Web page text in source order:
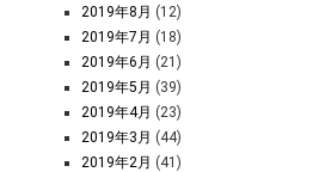
2019年8月 (12)
2019年7月 (18)
2019年6月 (21)
2019年5月 (39)
2019年4月 (23)
2019年3月 (44)
2019年2月 (41)